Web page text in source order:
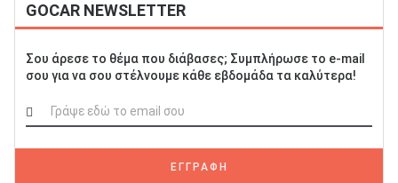
GOCAR NEWSLETTER
Σου άρεσε το θέμα που διάβασες; Συμπλήρωσε το e-mail
σου για να σου στέλνουμε κάθε εβδομάδα τα καλύτερα!
ΕΓΓΡΑΦΗ